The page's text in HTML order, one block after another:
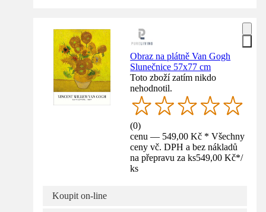
Obraz na plátně Van Gogh
Slunečnice 57x77 cm
Toto zboží zatím nikdo
nehodnotil.
(0)
cenu — 549,00 Kč * Všechny
ceny vč. DPH a bez nákladů
na přepravu za ks549,00 Kč*/
ks
Koupit on-line